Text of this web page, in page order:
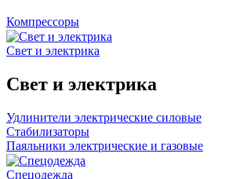
Компрессоры
Свет и электрика
Свет и электрика
Удлинители электрические силовые
Стабилизаторы
Паяльники электрические и газовые
Спецодежда